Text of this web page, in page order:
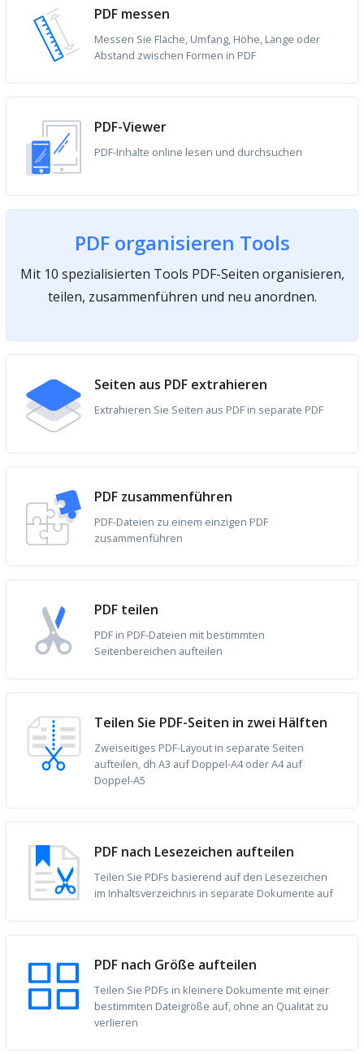
PDF messen
Messen Sie Fläche, Umfang, Höhe, Länge oder
Abstand zwischen Formen in PDF
PDF-Viewer
PDF-Inhalte online lesen und durchsuchen
PDF organisieren Tools
Mit 10 spezialisierten Tools PDF-Seiten organisieren,
teilen, zusammenführen und neu anordnen.
Seiten aus PDF extrahieren
Extrahieren Sie Seiten aus PDF in separate PDF
PDF zusammenführen
PDF-Dateien zu einem einzigen PDF
zusammenführen
PDF teilen
PDF in PDF-Dateien mit bestimmten
Seitenbereichen aufteilen
Teilen Sie PDF-Seiten in zwei Hälften
Zweiseitiges PDF-Layout in separate Seiten
aufteilen, dh A3 auf Doppel-A4 oder A4 auf
Doppel-A5
PDF nach Lesezeichen aufteilen
Teilen Sie PDFs basierend auf den Lesezeichen
im Inhaltsverzeichnis in separate Dokumente auf
PDF nach Größe aufteilen
Teilen Sie PDFs in kleinere Dokumente mit einer
bestimmten Dateigröße auf, ohne an Qualität zu
verlieren